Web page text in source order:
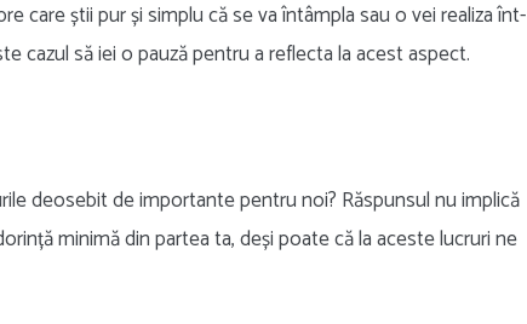
care știi pur și simplu că se va întâmpla sau o vei realiza înt-
cazul să iei o pauză pentru a reflecta la acest aspect.
deosebit de importante pentru noi? Răspunsul nu implică
minimă din partea ta, deși poate că la aceste lucruri ne